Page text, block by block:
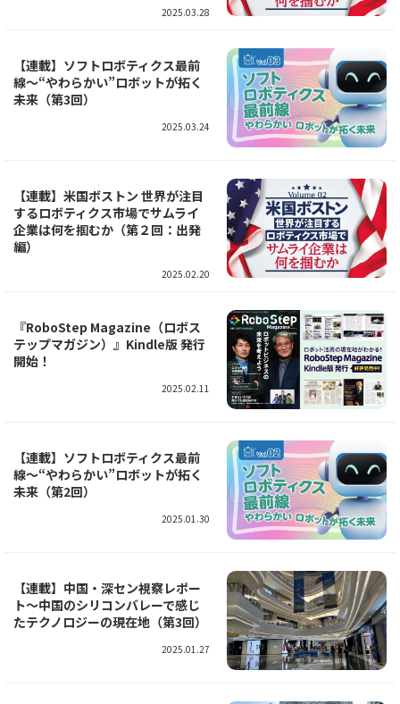
2025.03.28
【連載】ソフトロボティクス最前
線～“やわらかい”ロボットが拓く
未来（第3回）
2025.03.24
【連載】米国ボストン 世界が注目
するロボティクス市場でサムライ
企業は何を掴むか（第２回：出発
編）
2025.02.20
『RoboStep Magazine（ロボス
テップマガジン）』Kindle版 発行
開始！
2025.02.11
【連載】ソフトロボティクス最前
線～“やわらかい”ロボットが拓く
未来（第2回）
2025.01.30
【連載】中国・深セン視察レポー
ト～中国のシリコンバレーで感じ
たテクノロジーの現在地（第3回）
2025.01.27